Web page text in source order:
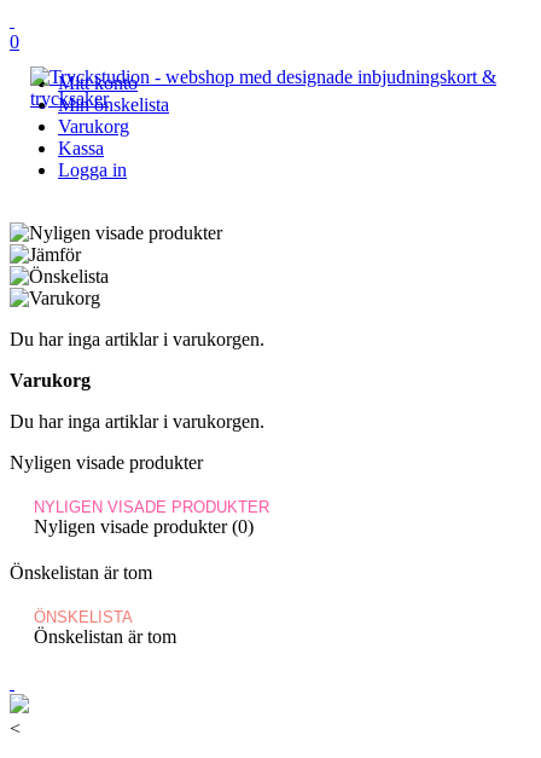
0
Mitt konto
Min önskelista
Varukorg
Kassa
Logga in
Du har inga artiklar i varukorgen.
Varukorg
Du har inga artiklar i varukorgen.
Nyligen visade produkter
NYLIGEN VISADE PRODUKTER
Nyligen visade produkter (0)
Önskelistan är tom
ÖNSKELISTA
Önskelistan är tom
<